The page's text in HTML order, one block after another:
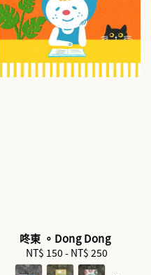
咚東 。Dong Dong
Regular
price
NT$ 150 - NT$ 250